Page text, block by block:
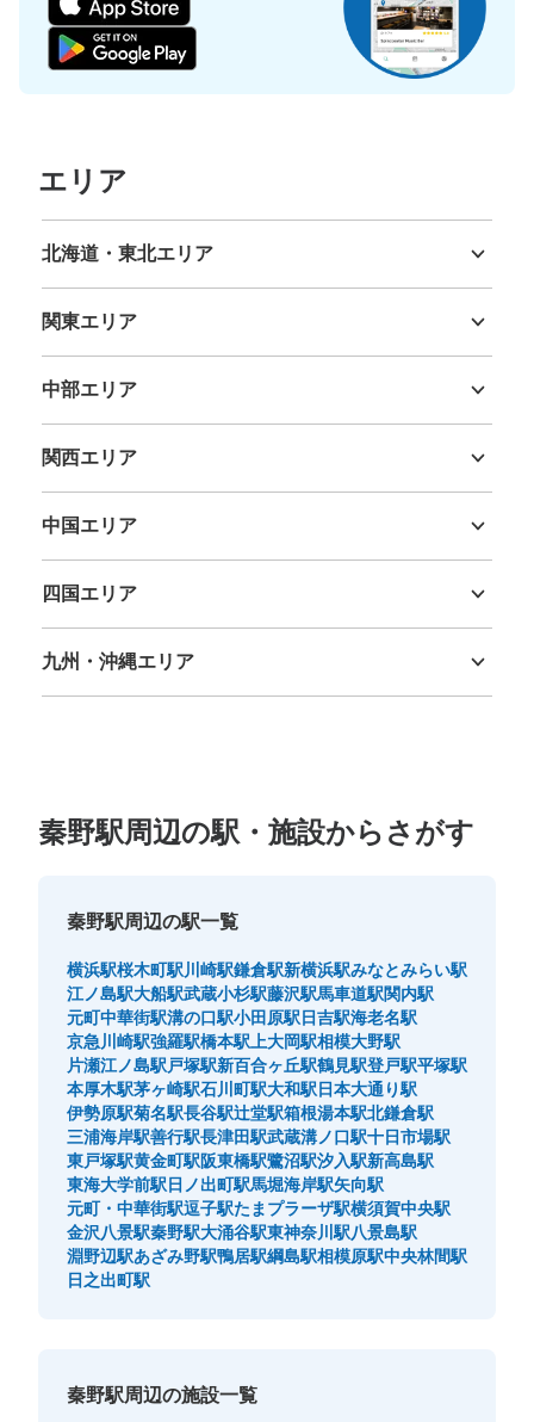
エリア
北海道・東北エリア
関東エリア
中部エリア
関西エリア
中国エリア
四国エリア
九州・沖縄エリア
秦野駅周辺の駅・施設からさがす
秦野駅周辺の駅一覧
横浜駅桜木町駅川崎駅鎌倉駅新横浜駅みなとみらい駅
江ノ島駅大船駅武蔵小杉駅藤沢駅馬車道駅関内駅
元町中華街駅溝の口駅小田原駅日吉駅海老名駅
京急川崎駅強羅駅橋本駅 上大岡駅相模大野駅
片瀬江ノ島駅 戸塚駅新百合ヶ丘駅鶴見駅登戸駅平塚駅
本厚木駅茅ヶ崎駅石川町駅大和駅日本大通り駅
伊勢原駅菊名駅長谷駅辻堂駅箱根湯本駅北鎌倉駅
三浦海岸駅善行駅長津田駅武蔵溝ノ口駅十日市場駅
東戸塚駅黄金町駅阪東橋駅鷺沼駅汐入駅新高島駅
東海大学前駅日ノ出町駅馬堀海岸駅矢向駅
元町・中華街駅逗子駅たまプラーザ駅横須賀中央駅
金沢八景駅秦野駅大涌谷駅東神奈川駅八景島駅
淵野辺駅あざみ野駅鴨居駅綱島駅相模原駅中央林間駅
日之出町駅
秦野駅周辺の施設一覧